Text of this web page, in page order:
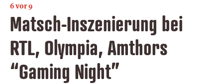
6 vor 9
Matsch-Inszenierung bei
RTL, Olympia, Amthors
“Gaming Night”